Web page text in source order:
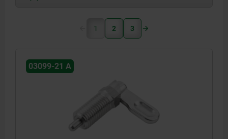
1 2 3
03099-21 A